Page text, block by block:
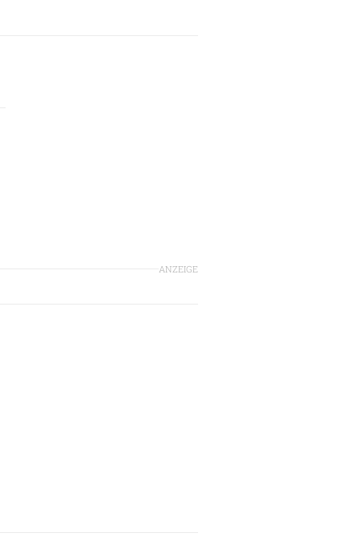
ANZEIGE